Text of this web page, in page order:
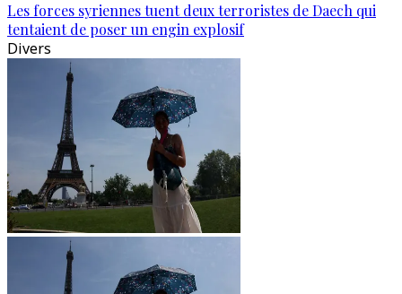
Les forces syriennes tuent deux terroristes de Daech qui
tentaient de poser un engin explosif
Divers